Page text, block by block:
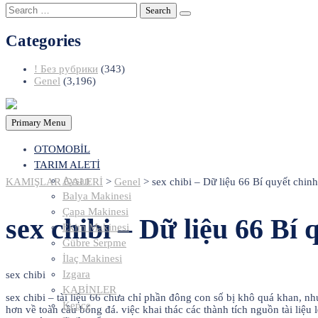
Search
for:
Categories
! Без рубрики (343)
Genel (3,196)
Primary Menu
OTOMOBİL
TARIM ALETİ
Aysan
Balya Makinesi
Çapa Makinesi
Ekim Makinesi
Gübre Serpme
İlaç Makinesi
Izgara
KABİNLER
Kepçe
KAMIŞLAR GALERİ > Genel > sex chibi – Dữ liệu 66 Bí quyết
sex chibi – Dữ liệu 66 Bí
sex chibi
sex chibi – tài liệu 66 chưa chỉ phần đông con số bị khô quá khan,
hơn về toàn cầu bóng đá. việc khai thác các thành tích nguồn tài